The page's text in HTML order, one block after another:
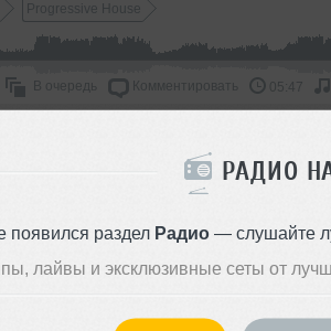
РАДИО
появился раздел Радио— слушайте
лайвы и эксклюзивные сеты от
Progressive House
В очередь Комментировать 05:47
ПОДДЕРЖАТЬ АРТИСТА